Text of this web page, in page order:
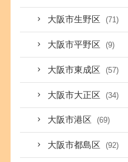
大阪市生野区 (71)
大阪市平野区 (9)
大阪市東成区 (57)
大阪市大正区 (34)
大阪市港区 (69)
大阪市都島区 (92)